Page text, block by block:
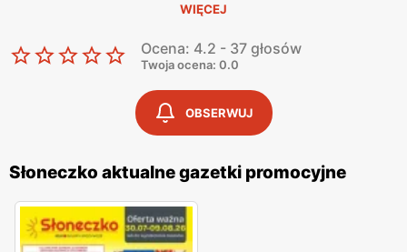
asortymentem, który zaspokaja potrzeby codziennych
zakupów. Sieć ta przyciąga klientów, oferując zarówno
produkty spożywcze, jak i artykuły gospodarstwa
domowego, w przystępnychniskich cenach
gazetki promocyjnesą dostępne co dwa
tygodnie i zawierają informacje o najnowszych
promocjach
oraz wyprzedażach. Dzięki nim klienci mogą
śledzić aktualne oferty i korzystać z atrakcyjnych cen na
wiele produktów.Gazetkite są dostępne w sklepach oraz
online, co ułatwia planowanie zakupów.
WIĘCEJ
Ocena: 4.2 - 37 głosów
Twoja ocena: 0.0
OBSERWUJ
Słoneczko aktualne gazetki promocyjne